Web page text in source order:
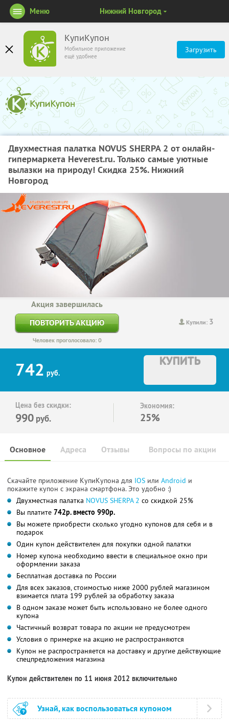
КупиКупон
Мобильное приложение
ещё удобнее
Загрузить
Меню Нижний Новгород
Двухместная палатка NOVUS SHERPA 2 от онлайн-
гипермаркета Heverest.ru. Только самые уютные
вылазки на природу! Скидка 25%. Нижний
Новгород
Купили: 3
Акция завершилась
ПОВТОРИТЬ АКЦИЮ
Человек проголосовало: 0
742 руб.
КУПИТЬ
Цена без скидки:
990 руб.
Экономия:
25%
Основное Отзывы Вопросы по акции
Адреса
Скачайте приложение КупиКупона для IOS или Android и
покажите купон с экрана смартфона. Это удобно :)
Двухместная палатка NOVUS SHERPA 2 со скидкой 25%
Вы платите 742р. вместо 990р.
Вы можете приобрести сколько угодно купонов для себя и в
подарок
Один купон действителен для покупки одной палатки
Номер купона необходимо ввести в специальное окно при
оформлении заказа
Бесплатная доставка по России
Для всех заказов, стоимостью ниже 2000 рублей магазином
взимается плата 199 рублей за обработку заказа
В одном заказе может быть использовано не более одного
купона
Частичный возврат товара по акции не предусмотрен
Условия о примерке на акцию не распространяются
Купон не распространяется на доставку и другие действующие
спецпредложения магазина
Купон действителен по 11 июня 2012 включительно
Узнай, как воспользоваться купоном